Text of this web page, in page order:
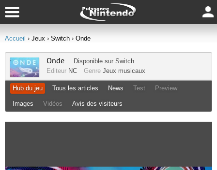
Accueil › Jeux › Switch › Onde
Onde Disponible sur Switch
Editeur NC Genre Jeux musicaux
Hub du jeu Tous les articles News Test Preview
Images Vidéos Avis des visiteurs